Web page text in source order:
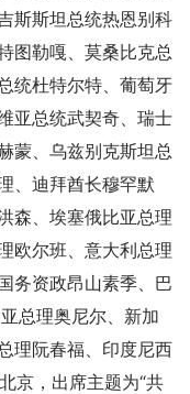
斯斯坦总统热恩别科
图勒嘎、莫桑比克总
统杜特尔特、葡萄牙
亚总统武契奇、瑞士
蒙、乌兹别克斯坦总
、迪拜酋长穆罕默
森、埃塞俄比亚总理
欧尔班、意大利总理
务资政昂山素季、巴
总理奥尼尔、新加
理阮春福、印度尼西
京，出席主题为“共